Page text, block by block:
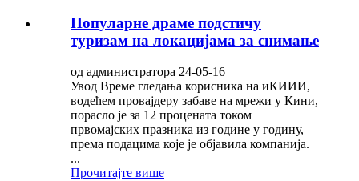
Популарне драме подстичу
туризам на локацијама за снимање
од администратора 24-05-16
Увод Време гледања корисника на иКИИИ,
водећем провајдеру забаве на мрежи у Кини,
порасло је за 12 процената током
првомајских празника из године у годину,
према подацима које је објавила компанија.
...
Прочитајте више